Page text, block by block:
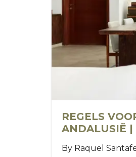
REGELS
ANDALUSIË
By Raquel